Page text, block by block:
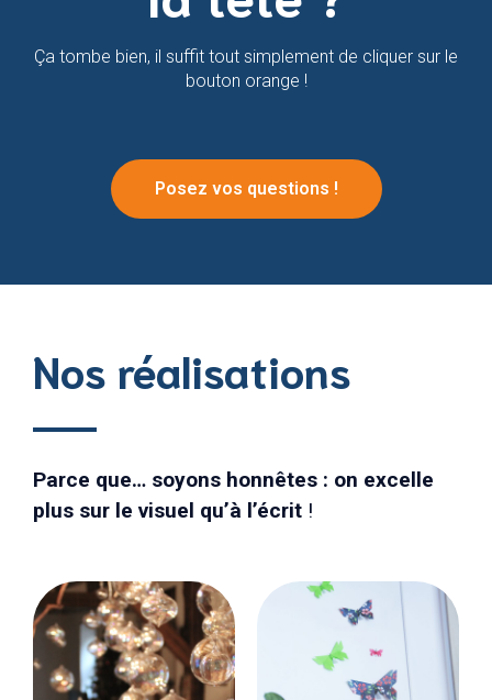
Ça tombe bien, il suffit tout simplement de cliquer sur le
bouton orange !
Posez vos questions !
Nos réalisations
Parce que… soyons honnêtes : on excelle
plus sur le visuel qu’à l’écrit !